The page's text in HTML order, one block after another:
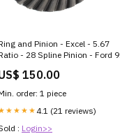
and Pinion - Excel - 5.67
- 28 Spline Pinion - Ford 9
150.00
order: 1 piece
4.1 (21 reviews)
: Login>>